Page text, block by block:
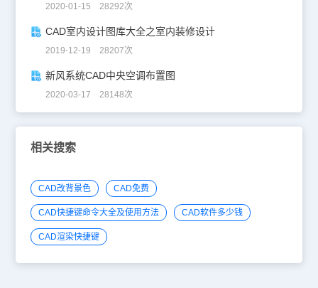
2020-01-15 28292次
CAD室内设计图库大全之室内装修设计
2019-12-19 28207次
新风系统CAD中央空调布置图
2020-03-17 28148次
相关搜索
CAD改背景色 CAD免费
CAD快捷键命令大全及使用方法 CAD软件多少钱
CAD渲染快捷键